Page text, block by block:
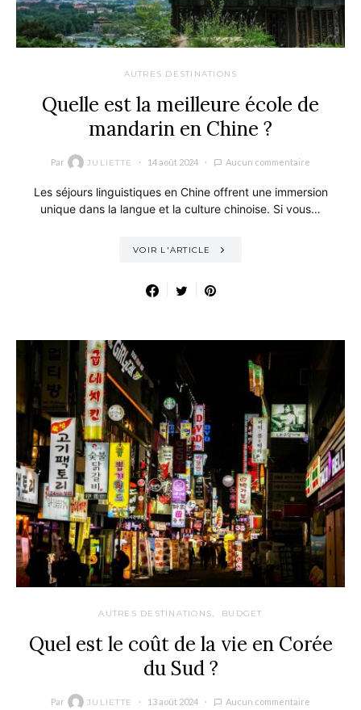
AUTRES DESTINATIONS
Quelle est la meilleure école de
mandarin en Chine ?
Par JULIETTE 14 août 2024 Aucun commentaire
Les séjours linguistiques en Chine offrent une immersion
unique dans la langue et la culture chinoise. Si vous…
VOIR L'ARTICLE
AUTRES DESTINATIONS BUDGET
Quel est le coût de la vie en Corée
du Sud ?
Par JULIETTE 13 août 2024 Aucun commentaire